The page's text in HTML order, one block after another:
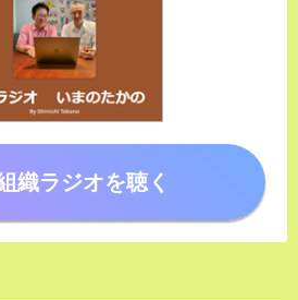
織ラジオを聴く